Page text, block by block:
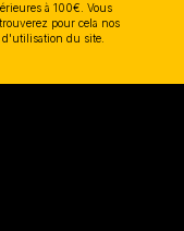
à 100€. Vous
pour cela nos
du site.